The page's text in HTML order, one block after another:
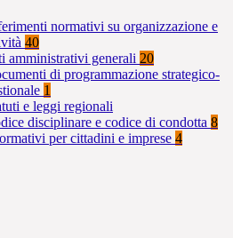
normativi su organizzazione e
40
amministrativi generali 20
di programmazione strategico-
1
e leggi regionali
disciplinare e codice di condotta 8
per cittadini e imprese 4